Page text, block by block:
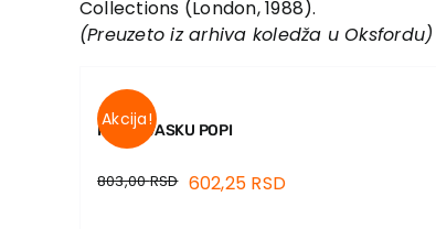
Collections (London, 1988).
(Preuzeto iz arhiva koledža u Oksfordu)
Akcija!
PISMA VASKU POPI
803,00RSD 602,25 RSD